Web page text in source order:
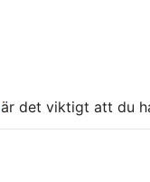
är det viktigt att du